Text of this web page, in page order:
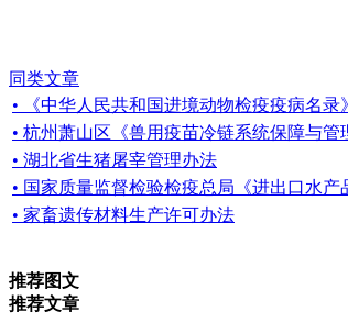
同类文章
• 《中华人民共和国进境动物检疫疫病名录
• 杭州萧山区《兽用疫苗冷链系统保障与管
• 湖北省生猪屠宰管理办法
• 国家质量监督检验检疫总局《进出口水产
• 家畜遗传材料生产许可办法
推荐图文
推荐文章